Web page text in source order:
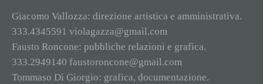
Giacomo Vallozza: direzione artistica e amministrativa.
333.4345591 violagazza@gmail.com
Fausto Roncone: pubbliche relazioni e grafica.
333.2949140 faustoroncone@gmail.com
Tommaso Di Giorgio: grafica, documentazione.